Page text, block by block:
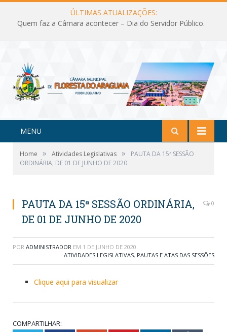
ÚLTIMAS ATUALIZAÇÕES:
Quem faz a Câmara acontecer – Dia do Servidor Público.
MENU
Home » Atividades Legislativas »
PAUTA DA 15ª SESSÃO
ORDINÁRIA, DE 01 DE JUNHO DE 2020
PAUTA DA 15ª SESSÃO ORDINÁRIA,
DE 01 DE JUNHO DE 2020
0
POR ADMINISTRADOR EM 1 DE JUNHO DE 2020
ATIVIDADES LEGISLATIVAS, PAUTAS E ATAS DAS SESSÕES
Clique aqui para visualizar
COMPARTILHAR: